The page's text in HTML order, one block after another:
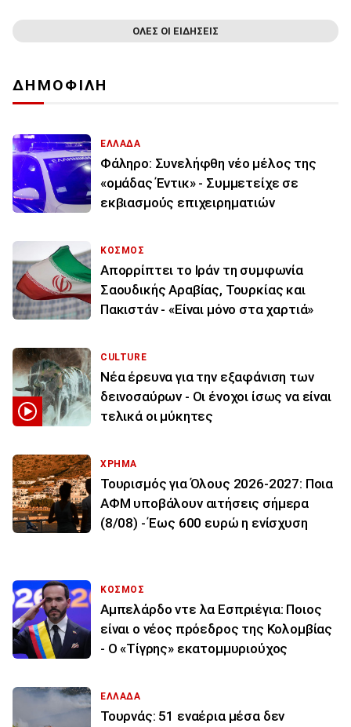
ΟΛΕΣ ΟΙ ΕΙΔΗΣΕΙΣ
ΔΗΜΟΦΙΛΗ
ΕΛΛΑΔΑ
Φάληρο: Συνελήφθη νέο μέλος της
«ομάδας Έντικ» - Συμμετείχε σε
εκβιασμούς επιχειρηματιών
ΚΟΣΜΟΣ
Απορρίπτει το Ιράν τη συμφωνία
Σαουδικής Αραβίας, Τουρκίας και
Πακιστάν - «Είναι μόνο στα χαρτιά»
CULTURE
Νέα έρευνα για την εξαφάνιση των
δεινοσαύρων - Οι ένοχοι ίσως να είναι
τελικά οι μύκητες
ΧΡΗΜΑ
Τουρισμός για Όλους 2026-2027: Ποια
ΑΦΜ υποβάλουν αιτήσεις σήμερα
(8/08) - Έως 600 ευρώ η ενίσχυση
ΚΟΣΜΟΣ
Αμπελάρδο ντε λα Εσπριέγια: Ποιος
είναι ο νέος πρόεδρος της Κολομβίας
- Ο «Τίγρης» εκατομμυριούχος
ΕΛΛΑΔΑ
Τουρνάς: 51 εναέρια μέσα δεν